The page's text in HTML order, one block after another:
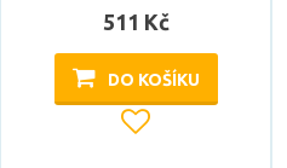
511 Kč
DO KOŠÍKU